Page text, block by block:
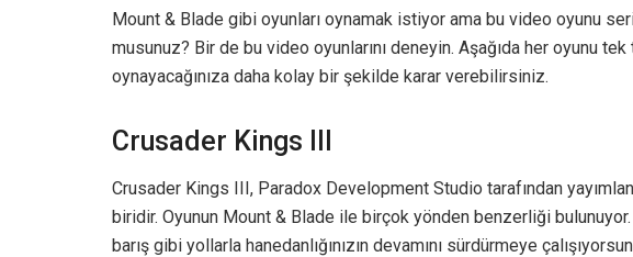
Mount & Blade gibi oyunları oynamak istiyor ama bu video oyunu
musunuz? Bir de bu video oyunlarını deneyin. Aşağıda her oyunu
oynayacağınıza daha kolay bir şekilde karar verebilirsiniz.
Crusader Kings III
Crusader Kings III, Paradox Development Studio tarafından
biridir. Oyunun Mount & Blade ile birçok yönden benzerliği
barış gibi yollarla hanedanlığınızın devamını sürdürmeye